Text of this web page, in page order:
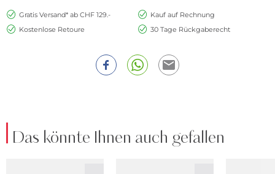
Gratis Versand* ab CHF 129.-
Kauf auf Rechnung
Kostenlose Retoure
30 Tage Rückgaberecht
Das könnte Ihnen auch gefallen